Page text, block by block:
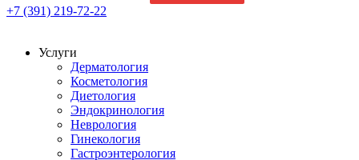
+7 (391) 219-72-22
Услуги
Дерматология
Косметология
Диетология
Эндокринология
Неврология
Гинекология
Гастроэнтерология